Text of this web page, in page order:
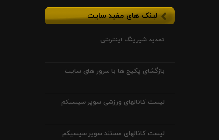
لینک های مفید سایت
تمدید شیرینگ اینترنتی
بازگشای پکیج ها با سرور های سایت
لیست کانالهای ورزشی سوپر سیسیکم
لیست کانالهای مستند سوپر سیسیکم